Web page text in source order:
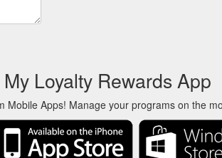
Loyalty Rewards App
Mobile Apps! Manage your programs on the